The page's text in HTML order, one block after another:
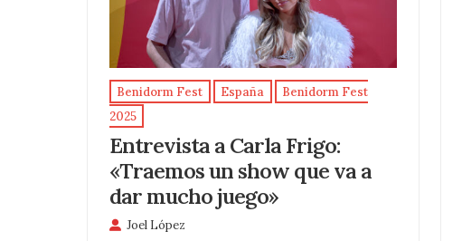
Benidorm Fest España
Benidorm Fest
2025
Entrevista a Carla Frigo:
«Traemos un show que va a
dar mucho juego»
Joel López